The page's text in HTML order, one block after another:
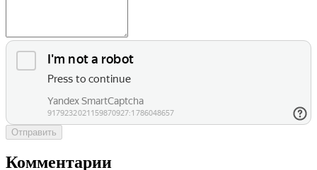
Отправить
Комментарии